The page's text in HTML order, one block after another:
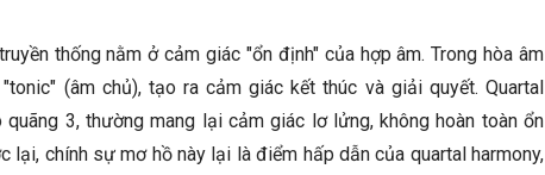
thống nằm ở cảm giác "ổn định" của hợp âm. Trong hòa âm
(âm chủ), tạo ra cảm giác kết thúc và giải quyết. Quartal
3, thường mang lại cảm giác lơ lửng, không hoàn toàn ổn
lại, chính sự mơ hồ này lại là điểm hấp dẫn của quartal harmony,